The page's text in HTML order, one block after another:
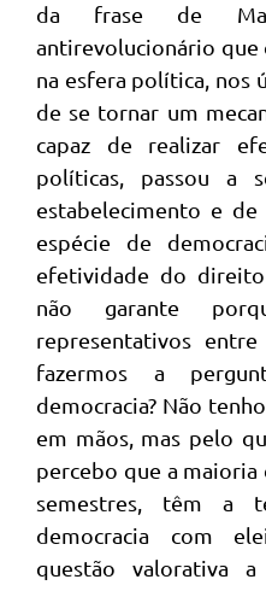
da frase de
antirevolucionário que
na esfera política, nos
de se tornar um
capaz de realizar
políticas, passou a
estabelecimento e
espécie de
efetividade do
não garante
representativos
fazermos a
democracia? Não
em mãos, mas pelo
percebo que a
semestres, têm a
democracia com
questão valorativa